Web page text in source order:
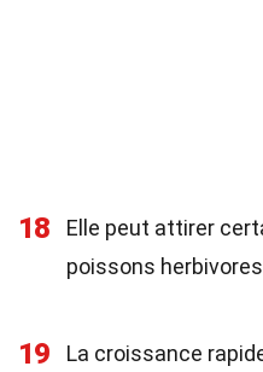
18
Elle peut attirer
poissons
19
La croissance